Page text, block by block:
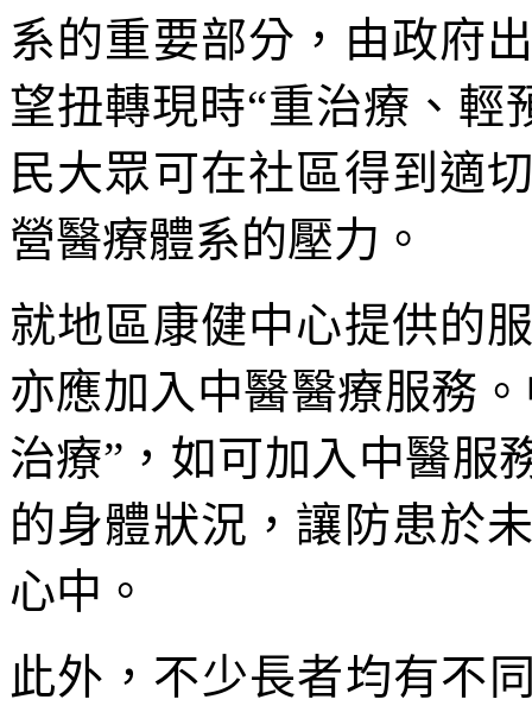
系的重要部分，由政府
望扭轉現時“重治療、輕
民大眾可在社區得到適
營醫療體系的壓力。
就地區康健中心提供的
亦應加入中醫醫療服務
治療”，如可加入中醫服
的身體狀況，讓防患於
心中。
此外，不少長者均有不